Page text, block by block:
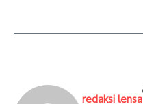
redaksi lensa